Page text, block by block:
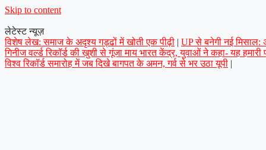
Skip to content
लेटेस्ट न्यूज़
विशेष लेख: समाज के अदृश्य गड्ढों में खोती एक पीढ़ी | UP से बनेगी नई मिसाल:
गिनीज वर्ल्ड रिकॉर्ड की खुशी से गूंजा माय भारत केंद्र, युवाओं ने कहा- यह हमारी
विश्व रिकॉर्ड समारोह में जब दिखे बागपत के अमन, गर्व से भर उठा यूपी |